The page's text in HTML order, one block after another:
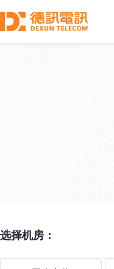
选择机房：